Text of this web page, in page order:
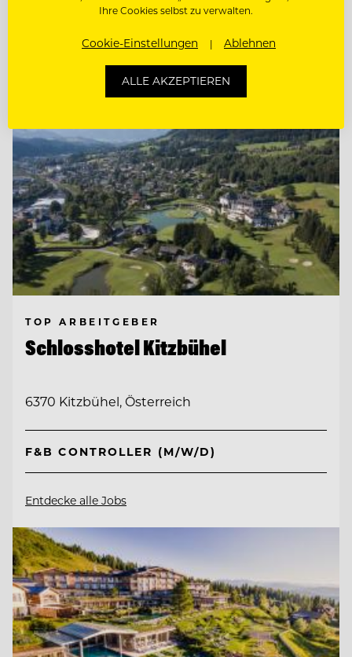
Entdecke alle Jobs
TOP ARBEITGEBER
Schlosshotel Kitzbühel
6370 Kitzbühel, Österreich
F&B CONTROLLER (M/W/D)
Entdecke alle Jobs
Ihre Cookies selbst zu verwalten.
Cookie-Einstellungen Ablehnen
ALLE AKZEPTIEREN